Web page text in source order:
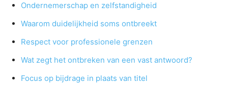
Ondernemerschap en zelfstandigheid
Waarom duidelijkheid soms ontbreekt
Respect voor professionele grenzen
Wat zegt het ontbreken van een vast antwoord?
Focus op bijdrage in plaats van titel